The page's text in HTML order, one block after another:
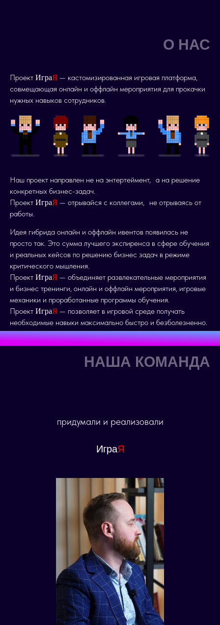
О НАС
Проект ИграЯ — кастомизированная игровая платформа,
совмещающая онлайн и оффлайн мероприятия для прокачки
нужных навыков сотрудников.
Наш проект направлен не на энтертеймент, а на решение
конкретных бизнес-задач.
Проект ИграЯ — отрывайся с коллегами, не отрываясь от
работы.
Идея гибрида онлайн и оффлайн ивентов появилась не
просто так. Это сумма лучшего экспиренса в сфере обучения
и реальных кейсов по решению бизнес задач в режиме
критического мышления.
Проект ИграЯ — объединяет развлекательные мероприятия
и бизнес тренинги, онлайн и оффлайн мероприятия, игровые
механики и проработанные программы обучения.
Проект ИграЯ — позволяет в игровой среде получать
необходимые навыки максимально быстро и безболезненно.
НАША КОМАНДА
придумали и реализовали
ИграЯ